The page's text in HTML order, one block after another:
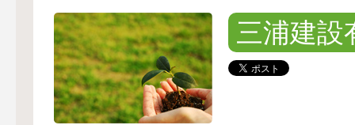
三浦建設